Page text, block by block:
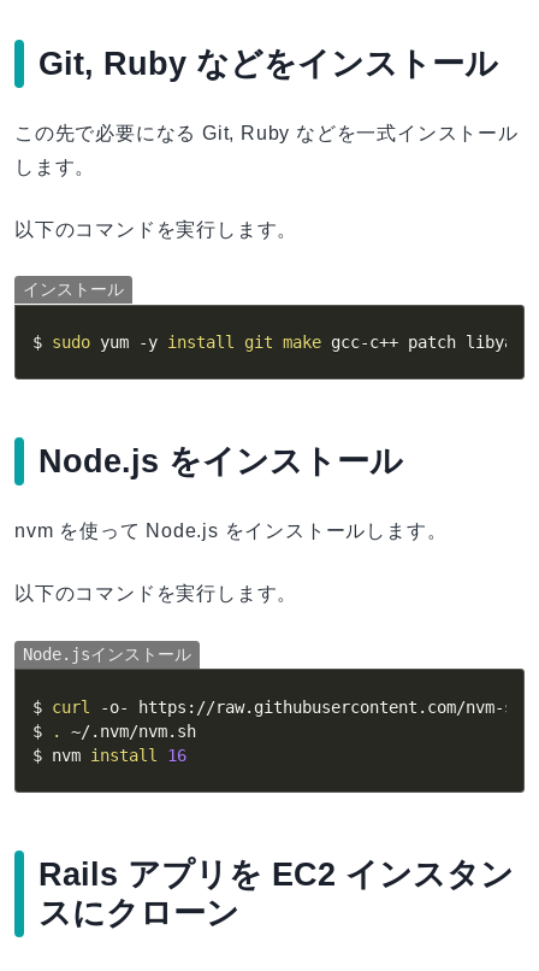
Git, Ruby などをインストール
この先で必要になる Git, Ruby などを一式インストール
します。
以下のコマンドを実行します。
インストール
$ sudo yum -y install git make gcc-c++ patch
Node.js をインストール
nvm を使って Node.js をインストールします。
以下のコマンドを実行します。
Node.jsインストール
$ curl
-o- https://raw.githubusercontent.com/nvm-
$
.
~/.nvm/nvm.sh
$ nvm install 16
Rails アプリを EC2 インスタン
スにクローン